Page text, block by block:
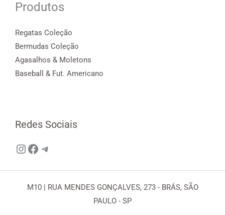
Produtos
Regatas Coleção
Bermudas Coleção
Agasalhos & Moletons
Baseball & Fut. Americano
Redes Sociais
Instagram
Facebook
Telegram
M10 | RUA MENDES GONÇALVES, 273 - BRÁS, SÃO
PAULO - SP